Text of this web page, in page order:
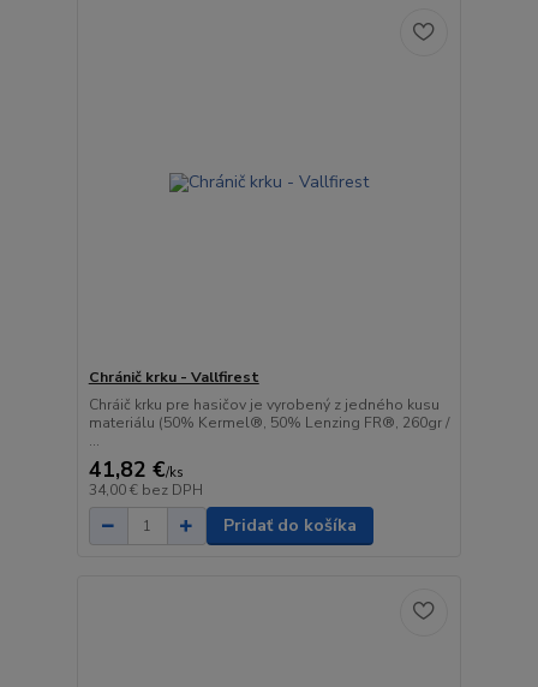
Chránič krku - Vallfirest
Chráič krku pre hasičov je vyrobený z jedného kusu
materiálu (50% Kermel®, 50% Lenzing FR®, 260gr /
...
41,82 €/ks
34,00 € bez DPH
Pridať do košíka